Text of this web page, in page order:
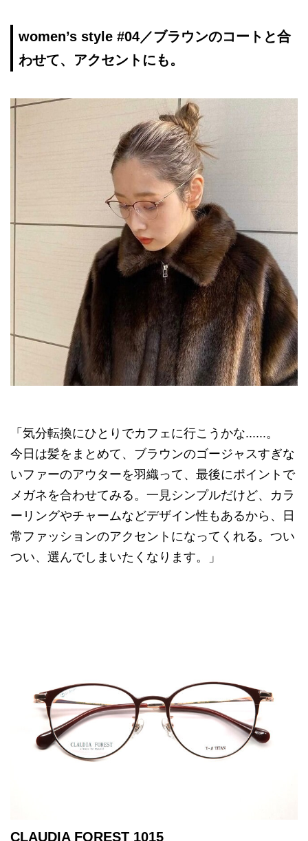
women’s style #04／ブラウンのコートと合
わせて、アクセントにも。
「気分転換にひとりでカフェに行こうかな......。
今日は髪をまとめて、ブラウンのゴージャスすぎな
いファーのアウターを羽織って、最後にポイントで
メガネを合わせてみる。一見シンプルだけど、カラ
ーリングやチャームなどデザイン性もあるから、日
常ファッションのアクセントになってくれる。つい
つい、選んでしまいたくなります。」
CLAUDIA FOREST 1015